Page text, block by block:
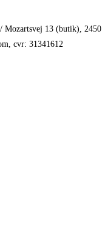
Mozartsvej 13 (butik), 2450
cvr: 31341612